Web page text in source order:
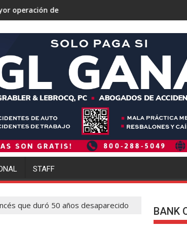
de la historia de Estados Unidos:
Ofensiva migratoria de Trump golpea de
STAFF
que duró 50 años desaparecido BANK